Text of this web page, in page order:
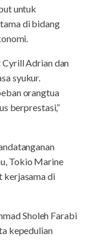
untuk
di bidang
Cyrill Adrian dan
syukur.
orangtua
berprestasi,”
Tokio Marine
kerjasama di
Sholeh Farabi
kepedulian